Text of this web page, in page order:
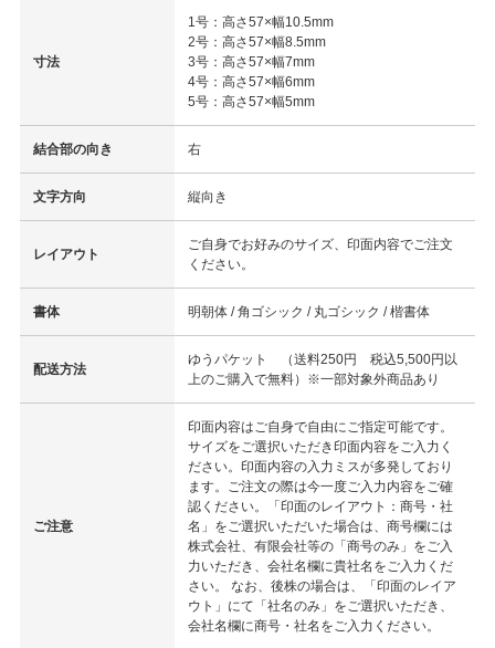
寸法
1号：高さ57×幅10.5mm
2号：高さ57×幅8.5mm
3号：高さ57×幅7mm
4号：高さ57×幅6mm
5号：高さ57×幅5mm
結合部の向き 右
文字方向 縦向き
レイアウト
ご自身でお好みのサイズ、印面内容でご注文
ください。
書体 明朝体 / 角ゴシック / 丸ゴシック / 楷書体
配送方法
ゆうパケット （送料250円 税込5,500円以
上のご購入で無料）※一部対象外商品あり
ご注意
印面内容はご自身で自由にご指定可能です。
サイズをご選択いただき印面内容をご入力く
ださい。印面内容の入力ミスが多発しており
ます。ご注文の際は今一度ご入力内容をご確
認ください。「印面のレイアウト：商号・社
名」をご選択いただいた場合は、商号欄には
株式会社、有限会社等の「商号のみ」をご入
力いただき、会社名欄に貴社名をご入力くだ
さい。 なお、後株の場合は、「印面のレイア
ウト」にて「社名のみ」をご選択いただき、
会社名欄に商号・社名をご入力ください。